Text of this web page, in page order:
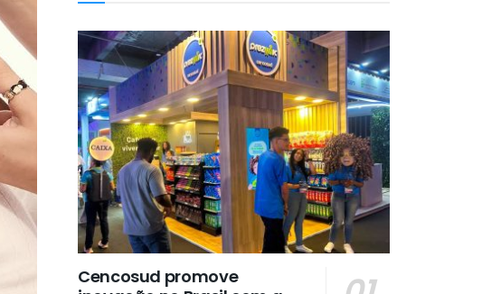
Cencosud promove